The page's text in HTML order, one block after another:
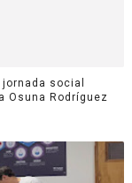
social
Osuna Rodríguez